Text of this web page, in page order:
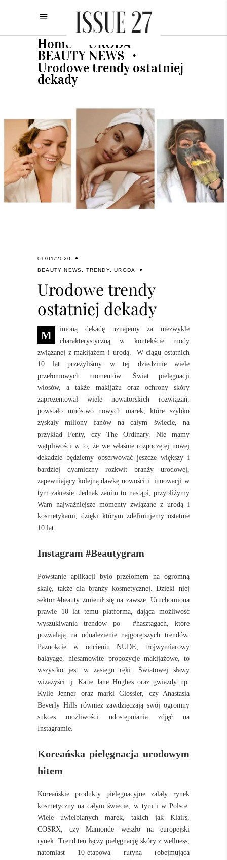
Home URODA
BEAUTY NEWS •
Urodowe trendy ostatniej
dekady
01/01/2020
BEAUTY NEWS, TRENDY,URODA
Urodowe trendy
ostatniej dekady
M
inioną dekadę uznajemy za niezwykle
charakterystyczną w kontekście mody
związanej z makijażem i urodą.
W ciągu ostatnich
10 lat przeżyliśmy w tej dziedzinie wiele
przełomowych momentów. Świat pielęgnacji
włosów, a także makijażu oraz ochrony skóry
zaprezentował wiele nowatorskich rozwiązań,
powstało mnóstwo nowych marek, które szybko
zyskały miliony fanów na całym świecie, na
przykład Fenty, czy The Ordinary. Nie mamy
wątpliwości w to, że we właśnie rozpoczętej nowej
dekadzie będziemy obserwować jeszcze większy i
bardziej dyamiczny rozkwit branży urodowej,
zapewniający kolejną dawkęnowości i innowacji w
tym zakresie. Jednak zanim to nastąpi, przybliżymy
Wam najważniejsze momenty związane z urodą i
kosmetykami, dzięki którym zdefiniujemy ostatnie
10 lat.
Instagram #Beautygram
Powstanie aplikacji było przełomem na ogromną
skalę, także dla branży kosmetycznej. Dzięki niej
sektor #beauty zmienił się na zawsze. Uruchomiona
prawie 10 lat temu platforma, dająca możliwość
wyszukiwania trendów po #hasztagach, które
pozwalają na odnalezienie najgorętszych trendów.
Paznokcie w odcieniu NUDE, trójwymiarowy
balayage, niesamowite propozycje makijażowe, to
wszystko jest w zasięgu ręki. Światowej sławy
wizażyści tj. Katie Jane Hughes oraz gwiazdy np.
Kylie Jenner oraz marki Glossier, czy Anastasia
Beverly Hills również zawdzięczają swój ogromny
sukces możliwości udostępniania zdjęć na
Instagramie.
Koreańska pielęgnacja urodowym
hitem
Koreańskie produkty pielęgnacyjne zalały rynek
kosmetyczny na całym świecie, w tym i w Polsce.
Wiele uwielbianych marek, takich jak Klairs,
COSRX, czy Mamonde weszło na europejski
rynek. Trend ten łączy pielęgnację skóry z wellness,
natomiast 10-etapowa rutyna (obejmująca